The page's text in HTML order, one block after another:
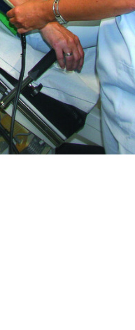
Anfahrt
Kontakt
Partner